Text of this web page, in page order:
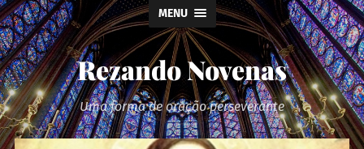
MENU
Rezando Novenas
Uma forma de oração perseverante